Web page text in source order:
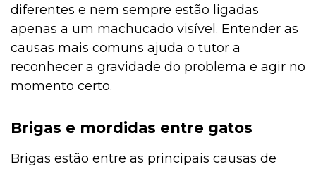
diferentes e nem sempre estão ligadas
apenas a um machucado visível. Entender as
causas mais comuns ajuda o tutor a
reconhecer a gravidade do problema e agir no
momento certo.
Brigas e mordidas entre gatos
Brigas estão entre as principais causas de